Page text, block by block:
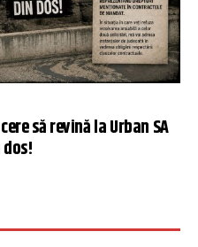
să revină la Urban SA